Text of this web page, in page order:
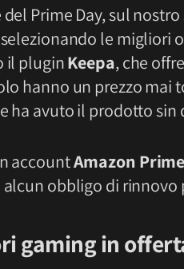
del Prime Day, sul
le migliori
il pluginKeepa, che
hanno un prezzo mai
ha avuto il prodotto sin
accountAmazon Prime
alcun obbligo di rinnovo
gaming in